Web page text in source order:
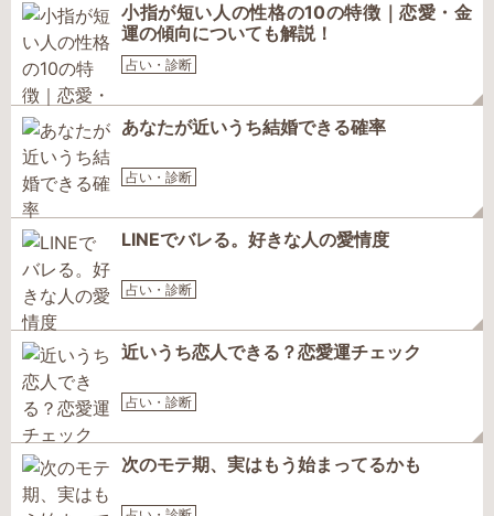
小指が短い人の性格の10の特徴｜恋愛・金
運の傾向についても解説！
占い・診断
あなたが近いうち結婚できる確率
占い・診断
LINEでバレる。好きな人の愛情度
占い・診断
近いうち恋人できる？恋愛運チェック
占い・診断
次のモテ期、実はもう始まってるかも